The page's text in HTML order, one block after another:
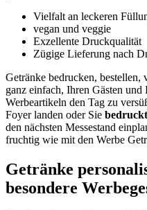
Vielfalt an leckeren
vegan und veggie
Exzellente Druckqualität
Zügige Lieferung nach
Getränke bedrucken, bestellen,
ganz einfach, Ihren Gästen
Werbeartikeln den Tag zu
Foyer landen oder Sie
den nächsten Messestand
fruchtig wie mit den Werbe
Getränke
besondere